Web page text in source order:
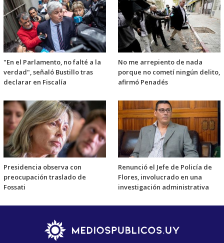
"En el Parlamento, no falté a la
verdad", señaló Bustillo tras
declarar en Fiscalía
No me arrepiento de nada
porque no cometí ningún delito,
afirmó Penadés
Presidencia observa con
preocupación traslado de
Fossati
Renunció el Jefe de Policía de
Flores, involucrado en una
investigación administrativa